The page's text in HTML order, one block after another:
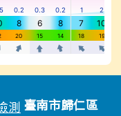
臺南市歸仁區